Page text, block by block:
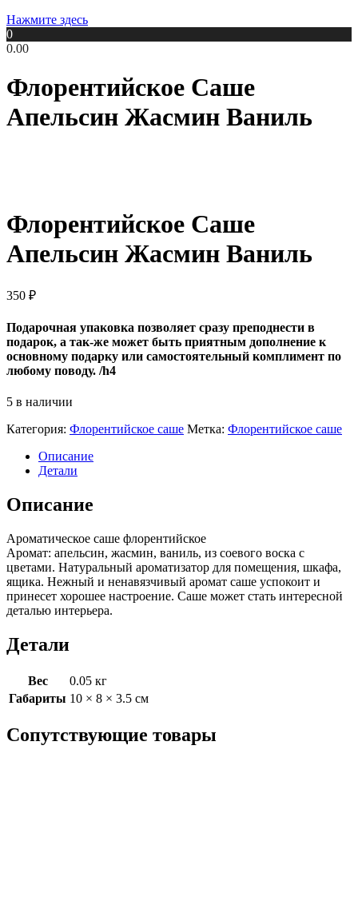
Нажмите здесь
0
0.00
Флорентийское Саше
Апельсин Жасмин Ваниль
Флорентийское Саше
Апельсин Жасмин Ваниль
350 ₽
Подарочная упаковка позволяет сразу преподнести в
подарок, а так-же может быть приятным дополнение к
основному подарку или самостоятельный комплимент по
любому поводу. /h4
5 в наличии
Категория: Флорентийское саше Метка: Флорентийское саше
Описание
Детали
Описание
Ароматическое саше флорентийское
Аромат: апельсин, жасмин, ваниль, из соевого воска с
цветами. Натуральный ароматизатор для помещения, шкафа,
ящика. Нежный и ненавязчивый аромат саше успокоит и
принесет хорошее настроение. Саше может стать интересной
деталью интерьера.
Детали
Вес
0.05 кг
Габариты 10 × 8 × 3.5 см
Сопутствующие товары